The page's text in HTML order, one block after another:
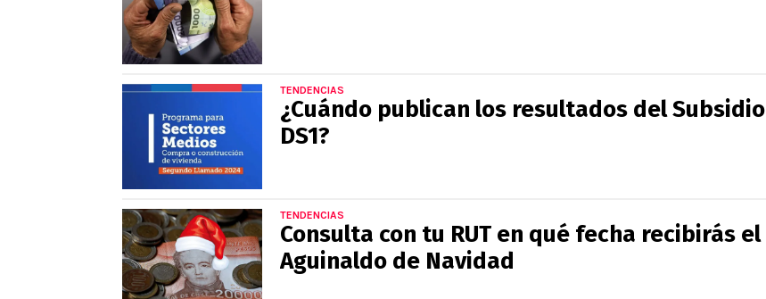
TENDENCIAS
¿Cuándo publican los resultados del Subsidio
DS1?
TENDENCIAS
Consulta con tu RUT en qué fecha recibirás el
Aguinaldo de Navidad